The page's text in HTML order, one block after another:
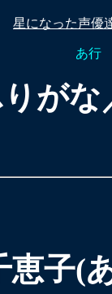
星になった声優
あ行
がな
子(